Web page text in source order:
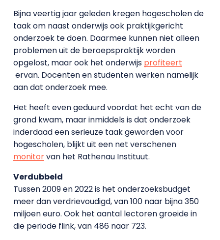
Bijna veertig jaar geleden kregen hogescholen de
taak om naast onderwijs ook praktijkgericht
onderzoek te doen. Daarmee kunnen niet alleen
problemen uit de beroepspraktijk worden
opgelost, maar ook het onderwijs profiteert
ervan. Docenten en studenten werken namelijk
aan dat onderzoek mee.
Het heeft even geduurd voordat het echt van de
grond kwam, maar inmiddels is dat onderzoek
inderdaad een serieuze taak geworden voor
hogescholen, blijkt uit een net verschenen
monitorvan het Rathenau Instituut.
Verdubbeld
Tussen 2009 en 2022 is het onderzoeksbudget
meer dan verdrievoudigd, van 100 naar bijna 350
miljoen euro. Ook het aantal lectoren groeide in
die periode flink, van 486 naar 723.